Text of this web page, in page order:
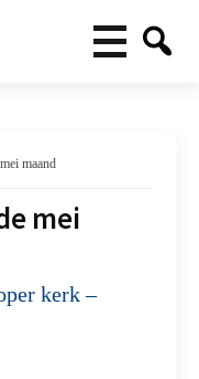
maand
mei
kerk –